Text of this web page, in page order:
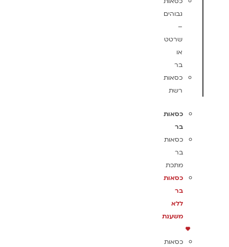
גבוהים
–
שרטט
או
בר
כסאות
רשת
כסאות
בר
כסאות
בר
מתכת
כסאות
בר
ללא
משענת
כסאות